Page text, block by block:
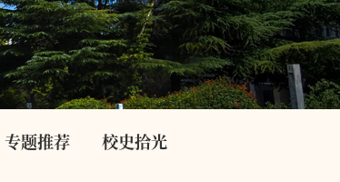
专题推荐 校史拾光